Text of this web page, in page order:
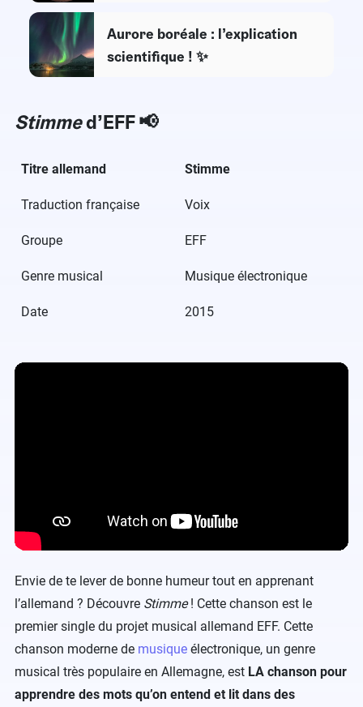
Aurore boréale : l’explication
scientifique ! ✨
Stimmed’EFF​ 📢
Titre allemand Stimme
Traduction française Voix
Groupe EFF
Genre musical Musique électronique
Date 2015
Envie de te lever de bonne humeur tout en apprenant
l’allemand ? Découvre Stimme! Cette chanson est le
premier single du projet musical allemand EFF. Cette
chanson moderne de musique électronique, un genre
musical très populaire en Allemagne, est LA chanson pour
apprendre des mots qu’on entend et lit dans des